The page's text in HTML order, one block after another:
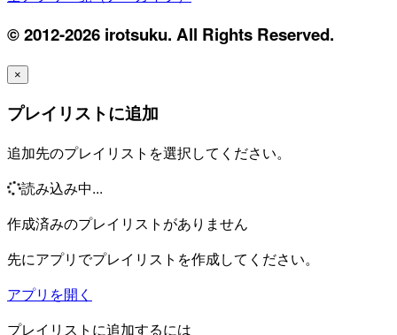
© 2012-2026 irotsuku. All Rights Reserved.
×
プレイリストに追加
追加先のプレイリストを選択してください。
読み込み中...
作成済みのプレイリストがありません
先にアプリでプレイリストを作成してください。
アプリを開く
プレイリストに追加するには